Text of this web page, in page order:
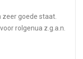
goede staat.
rolgenua z.g.a.n.